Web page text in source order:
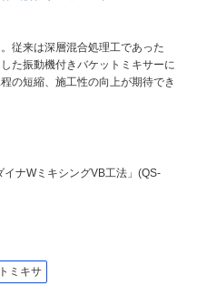
従来は深層混合処理工であった
た振動機付きバケットミキサーに
の短縮、施工性の向上が期待でき
ミキサ